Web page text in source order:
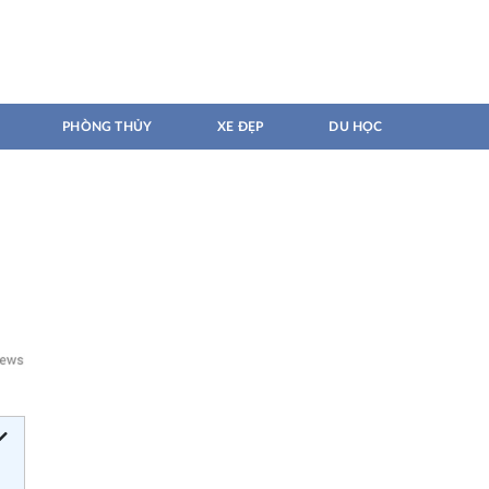
PHÒNG THỦY XE ĐẸP DU HỌC